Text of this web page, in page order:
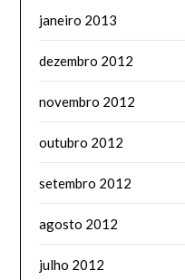
janeiro 2013
dezembro 2012
novembro 2012
outubro 2012
setembro 2012
agosto 2012
julho 2012